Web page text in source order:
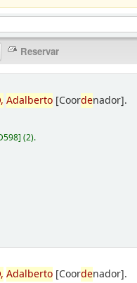
Adalberto [Coordenador].
](2).
Adalberto [Coordenador].